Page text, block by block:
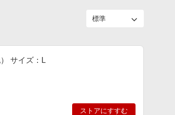
サイズ：L
ストアにすすむ